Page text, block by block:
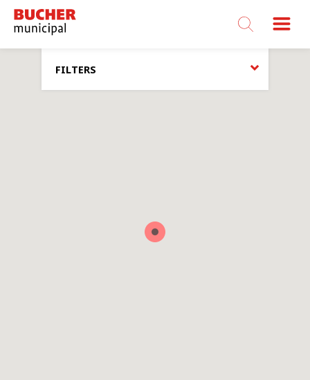
Bucher
Municipal
FILTERS